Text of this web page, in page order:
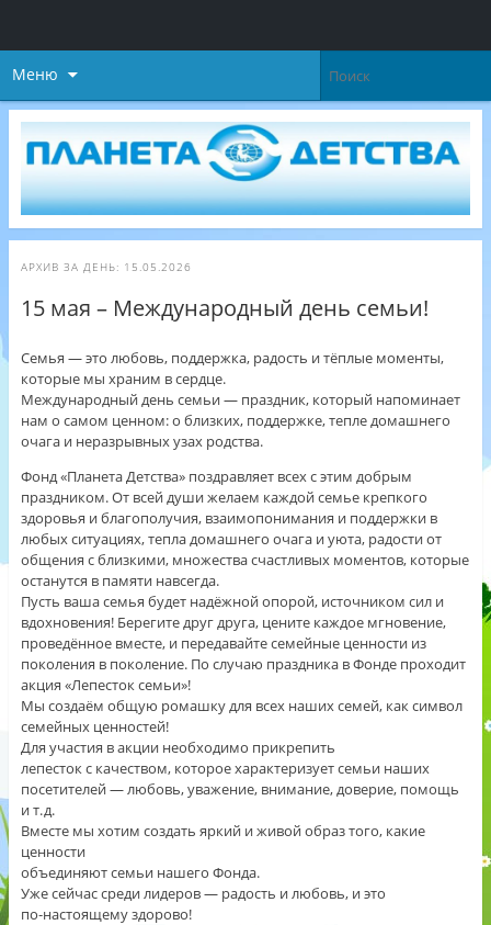
Меню
АРХИВ ЗА ДЕНЬ: 15.05.2026
15 мая – Международный день семьи!
Семья — это любовь, поддержка, радость и тёплые моменты,
которые мы храним в сердце.
Международный день семьи — праздник, который напоминает
нам о самом ценном: о близких, поддержке, тепле домашнего
очага и неразрывных узах родства.
Фонд «Планета Детства» поздравляет всех с этим добрым
праздником. От всей души желаем каждой семье крепкого
здоровья и благополучия, взаимопонимания и поддержки в
любых ситуациях, тепла домашнего очага и уюта, радости от
общения с близкими, множества счастливых моментов, которые
останутся в памяти навсегда.
Пусть ваша семья будет надёжной опорой, источником сил и
вдохновения! Берегите друг друга, цените каждое мгновение,
проведённое вместе, и передавайте семейные ценности из
поколения в поколение. По случаю праздника в Фонде проходит
акция «Лепесток семьи»!
Мы создаём общую ромашку для всех наших семей, как символ
семейных ценностей!
Для участия в акции необходимо прикрепить
лепесток с качеством, которое характеризует семьи наших
посетителей — любовь, уважение, внимание, доверие, помощь
и т. д.
Вместе мы хотим создать яркий и живой образ того, какие
ценности
объединяют семьи нашего Фонда.
Уже сейчас среди лидеров — радость и любовь, и это
по‑настоящему здорово!